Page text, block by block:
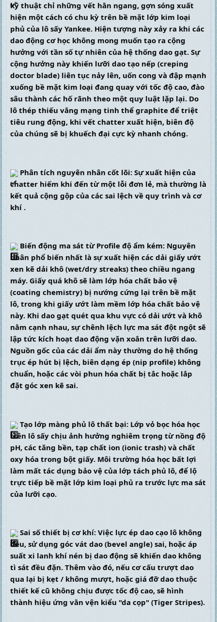
kỹ thuật chỉ những vết hằn ngang, gợn sóng xuất
hiện một cách có chu kỳ trên bề mặt lớp kim loại
phủ của lô sấy Yankee. Hiện tượng này xảy ra khi các
dao động cơ học không mong muốn tạo ra cộng
hưởng với tần số tự nhiên của hệ thống dao gạt. Sự
cộng hưởng này khiến lưỡi dao tạo nếp (creping
doctor blade) liên tục nảy lên, uốn cong và đập mạnh
xuống bề mặt kim loại đang quay với tốc độ cao, đào
sâu thành các hố rãnh theo một quy luật lặp lại. Do
lô thép thiếu vắng mạng tinh thể graphite để triệt
tiêu rung động, khi vết chatter xuất hiện, biên độ
của chúng sẽ bị khuếch đại cực kỳ nhanh chóng.
Phân tích nguyên nhân cốt lõi: Sự xuất hiện của
chatter hiếm khi đến từ một lỗi đơn lẻ, mà thường là
kết quả cộng gộp của các sai lệch về quy trình và cơ
khí .
Biến động ma sát từ Profile độ ẩm kém: Nguyên
nhân phổ biến nhất là sự xuất hiện các dải giấy ướt
xen kẽ dải khô (wet/dry streaks) theo chiều ngang
máy. Giấy quá khô sẽ làm lớp hóa chất bảo vệ
(coating chemistry) bị nướng cứng lại trên bề mặt
lô, trong khi giấy ướt làm mềm lớp hóa chất bảo vệ
này. Khi dao gạt quét qua khu vực có dải ướt và khô
nằm cạnh nhau, sự chênh lệch lực ma sát đột ngột sẽ
lập tức kích hoạt dao động vặn xoắn trên lưỡi dao.
Nguồn gốc của các dải ẩm này thường do hệ thống
trục ép hút bị lệch, biên dạng ép (nip profile) không
chuẩn, hoặc các vòi phun hóa chất bị tắc hoặc lắp
đặt góc xen kẽ sai.
Tạo lớp màng phủ lô thất bại: Lớp vỏ bọc hóa học
trên lô sấy chịu ảnh hưởng nghiêm trọng từ nồng độ
pH, các tăng bền, tạp chất ion (ionic trash) và chất
oxy hóa trong bột giấy. Môi trường hóa học bất lợi
làm mất tác dụng bảo vệ của lớp tách phủ lô, để lộ
trực tiếp bề mặt lớp kim loại phủ ra trước lực ma sát
của lưỡi cạo.
Sai số thiết bị cơ khí: Việc lực ép dao cạo lô không
đều, sử dụng góc vát dao (bevel angle) sai, hoặc áp
suất xi lanh khí nén bị dao động sẽ khiến dao không
tì sát đều đặn. Thêm vào đó, nếu cơ cấu trượt dao
qua lại bị kẹt / không mượt, hoặc giá đỡ dao thuộc
thiết kế cũ không chịu được tốc độ cao, sẽ hình
thành hiệu ứng vằn vện kiểu "da cọp" (Tiger Stripes).